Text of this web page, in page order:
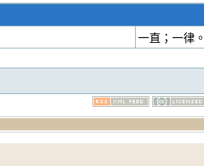
一直；一律。